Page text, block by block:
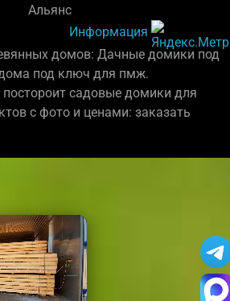
Альянс
Информация
домов: Дачные домики под
под ключ для пмж.
садовые домики для
с фото и ценами: заказать